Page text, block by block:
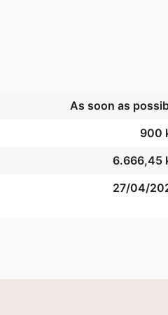
As soon as
900
6.666,45
27/04/